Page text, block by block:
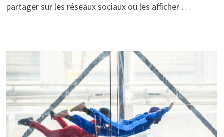
partager sur les réseaux sociaux ou les afficher …